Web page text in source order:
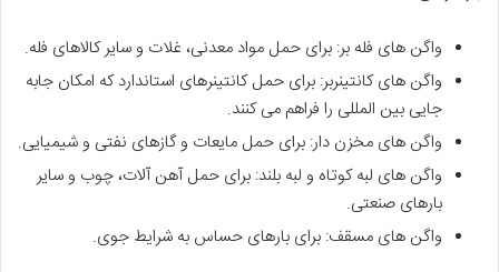
واگن های فله بر: برای حمل مواد معدنی، غلات و سایر کالاهای فله.
واگن های کانتینربر: برای حمل کانتینرهای استاندارد که امکان جابه
جایی بین المللی را فراهم می کنند.
واگن های مخزن دار: برای حمل مایعات و گازهای نفتی و شیمیایی.
واگن های لبه کوتاه و لبه بلند: برای حمل آهن آلات، چوب و سایر
بارهای صنعتی.
واگن های مسقف: برای بارهای حساس به شرایط جوی.